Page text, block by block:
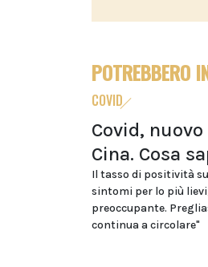
POTREBBERO
COVID
Covid,
Cina. Cosa
Il tasso di positività
sintomi per lo più
preoccupante.
continua a circolare"